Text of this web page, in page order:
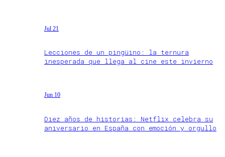
Jul 21
Lecciones de un pingüino: la ternura
inesperada que llega al cine este invierno
Jun 10
Diez años de historias: Netflix celebra su
aniversario en España con emoción y orgullo